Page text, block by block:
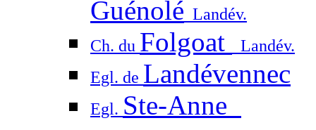
Guénolé Landév.
Ch. du Folgoat
Landév.
Egl. de Landévennec
Egl. Ste-Anne